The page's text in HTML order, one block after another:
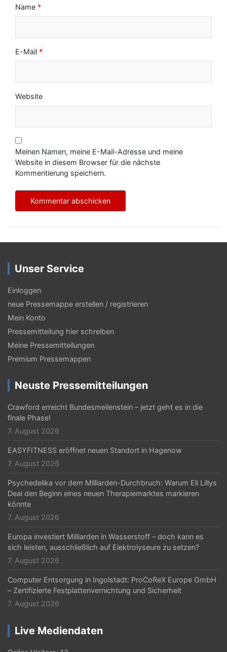
Name *
E-Mail *
Website
Meinen Namen, meine E-Mail-Adresse und meine
Website in diesem Browser für die nächste
Kommentierung speichern.
Unser Service
Einloggen
neue Pressemappe erstellen / registrieren
Mein Konto
Pressemitteilung hier schreiben
Meine Pressemitteilungen
Premium Pressemappen
Neuste Pressemitteilungen
Crawford erreicht Bundesmeilenstein – jetzt geht es in die
finale Phase!
7. August 2026
EASYFITNESS eröffnet neuen Standort in Hagenow
7. August 2026
Psychedelika vor dem Milliarden-Durchbruch: Warum Eli Lillys
Deal den Beginn eines neuen Therapiemarktes markieren
könnte
7. August 2026
Europa investiert Milliarden in Wasserstoff – doch kann es
sich leisten, ausschließlich auf Elektrolyseure zu setzen?
7. August 2026
Computer Entsorgung in Ingolstadt: ProCoReX Europe GmbH
– Zertifizierte Festplattenvernichtung und Sicherheit
7. August 2026
Live Mediendaten